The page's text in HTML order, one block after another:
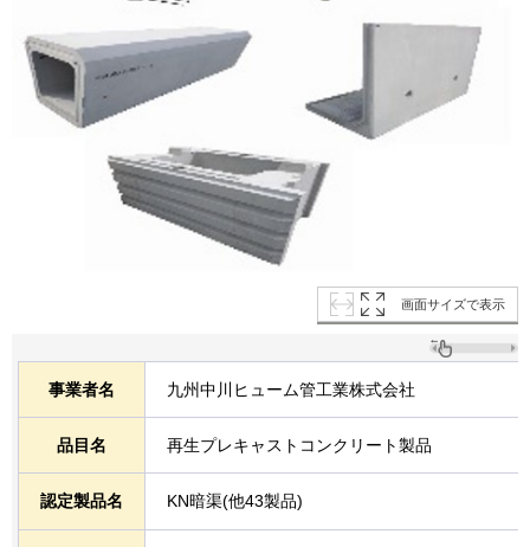
画面サイズで表示
事業者名 九州中川ヒューム管工業株式会社
品目名 再生プレキャストコンクリート製品
認定製品名 KN暗渠(他43製品)